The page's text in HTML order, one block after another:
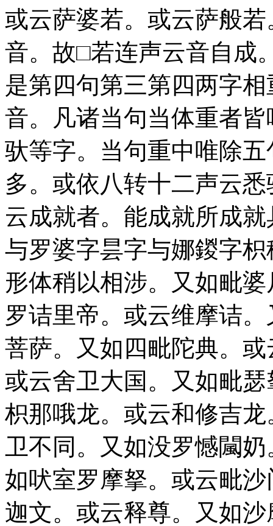
或云萨婆若。或云萨般
音。故□若连声云音自成
是第四句第三第四两字
音。凡诸当句当体重者
驮等字。当句重中唯除
多。或依八转十二声云
云成就者。能成就所成
与罗婆字昙字与娜鍐字
形体稍以相涉。又如毗
罗诘里帝。或云维摩诘
菩萨。又如四毗陀典。
或云舍卫大国。又如毗
枳那哦龙。或云和修吉
卫不同。又如没罗憾闏
如吠室罗摩拏。或云毗
迦文。或云释尊。又如